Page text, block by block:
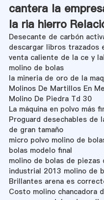
cantera la
la ria hierro
Desecante de carbón
descargar libros trazados
venta caliente de la ce y
molino de bolas
la mineria de oro de la
Molinos De Martillos En
Molino De Piedra Td 30
La máquina en polvo más
Proguard desechables
de gran tamaño
micro polvo molino de
bolas modelo final
molino de bolas de piezas
industrial 2013 molino de
Brillantes arena es
Costo molino chancadora